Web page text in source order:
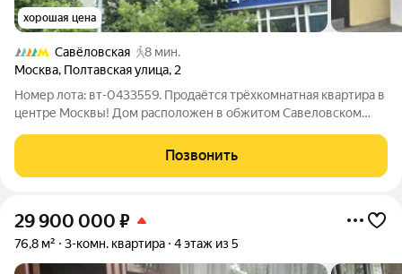
хорошая цена
Савёловская
8 мин.
Москва, Полтавская улица, 2
Номер лота: вт-0433559. Продаётся трёхкомнатная квартира в
центре Москвы! Дом расположен в обжитом Савеловском
доступности - магазины, ТЦ, школы, поликлиники, парки, зоны
отдыха и досуга; 2 минуты
Позвонить
29 900 000 ₽
76,8 м² 3-комн. квартира 4 этаж из 5